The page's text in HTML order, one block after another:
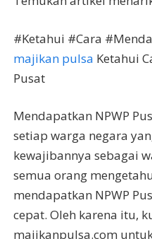
#Ketahui #Cara
majikan pulsa Ketahui
Pusat
Mendapatkan NPWP
setiap warga negara
kewajibannya sebagai
semua orang
mendapatkan NPWP
cepat. Oleh karena itu,
majikanpulsa.com